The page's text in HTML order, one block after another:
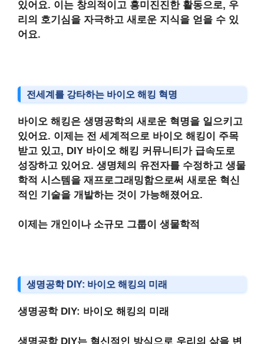
있어요. 이는 창의적이고 흥미진진한 활동으로, 우
리의 호기심을 자극하고 새로운 지식을 얻을 수 있
어요.
전세계를 강타하는 바이오 해킹 혁명
바이오 해킹은 생명공학의 새로운 혁명을 일으키고
있어요. 이제는 전 세계적으로 바이오 해킹이 주목
받고 있고, DIY 바이오 해킹 커뮤니티가 급속도로
성장하고 있어요. 생명체의 유전자를 수정하고 생물
학적 시스템을 재프로그래밍함으로써 새로운 혁신
적인 기술을 개발하는 것이 가능해졌어요.
이제는 개인이나 소규모 그룹이 생물학적
생명공학 DIY: 바이오 해킹의 미래
생명공학 DIY: 바이오 해킹의 미래
생명공학 DIY는 혁신적인 방식으로 우리의 삶을 변